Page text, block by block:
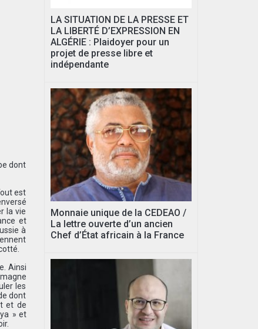
dont
est
la vie
et
à
Ainsi
les
dont
et de
» et
LA SITUATION DE LA PRESSE ET
LA LIBERTÉ D’EXPRESSION EN
ALGÉRIE : Plaidoyer pour un
projet de presse libre et
indépendante
Monnaie unique de la CEDEAO /
La lettre ouverte d’un ancien
Chef d’État africain à la France